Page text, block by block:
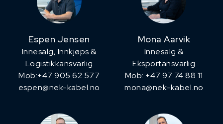
Espen Jensen
Innesalg, ​Innkjøps &
Logistikkansvarlig
Mob:+47 905 62 577
espen@nek-kabel.no
Mona Aarvik
Innesalg &
Eksportansvarlig
Mob: +47 97 74 88 11
mona@nek-kabel.no